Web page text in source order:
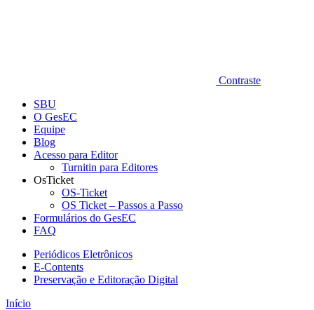
Contraste
SBU
O GesEC
Equipe
Blog
Acesso para Editor
Turnitin para Editores
OsTicket
OS-Ticket
OS Ticket – Passos a Passo
Formulários do GesEC
FAQ
Periódicos Eletrônicos
E-Contents
Preservação e Editoração Digital
Início